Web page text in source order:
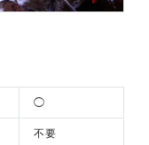
◯
不要